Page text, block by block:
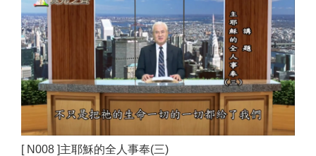
[ N008 ]主耶穌的全人事奉(三)